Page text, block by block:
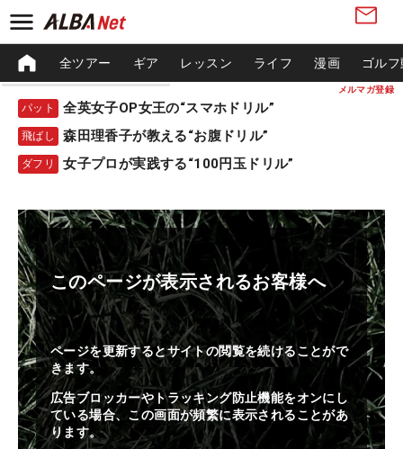
メルマガ登録
全ツアー ギア レッスン ライフ 漫画 ゴル
パット 全英女子OP女王の“スマホドリル”
飛ばし 森田理香子が教える“お腹ドリル”
ダフリ 女子プロが実践する“100円玉ドリル”
このページが表示されるお客様へ
ページを更新するとサイトの閲覧を続けることがで
きます。
広告ブロッカーやトラッキング防止機能をオンにし
ている場合、この画面が頻繁に表示されることがあ
ります。